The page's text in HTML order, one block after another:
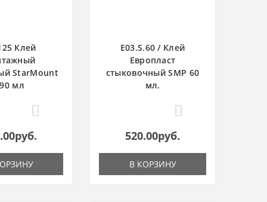
Клей
StarMount
мл
E03.S.60 / Клей
Европласт
стыковочный SMP 60
мл.
520.00руб.
В КОРЗИНУ